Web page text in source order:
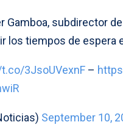
Gamboa, subdirector
los tiempos de espera
3JsoUVexnF –
September 10,